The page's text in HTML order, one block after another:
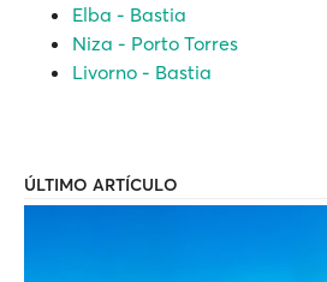
Elba - Bastia
Niza - Porto Torres
Livorno - Bastia
ÚLTIMO ARTÍCULO